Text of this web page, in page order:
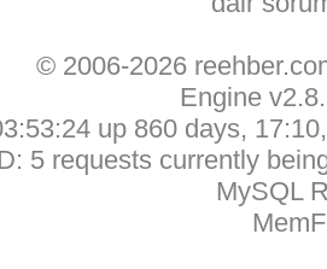
© 2006-2026
Engine
up 860 days,
5 requests currently
MySQL